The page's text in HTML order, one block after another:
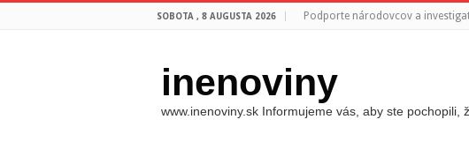
SOBOTA , 8 AUGUSTA 2026 Podporte národovcov a
inenoviny
www.inenoviny.sk Informujeme vás, aby ste